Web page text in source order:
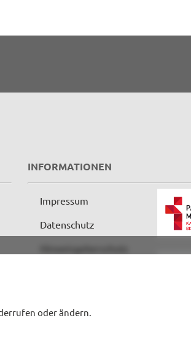
INFORMATIONEN
Impressum
Datenschutz
oder ändern.